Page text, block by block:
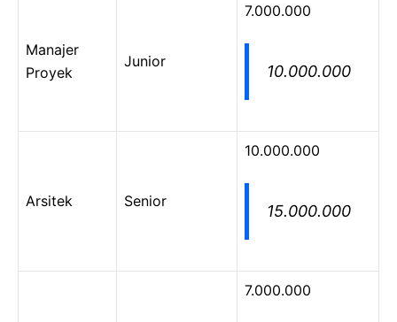
Manajer
Proyek
Junior
7.000.000
10.000.000
Arsitek Senior
10.000.000
15.000.000
7.000.000